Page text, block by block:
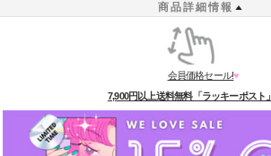
商品詳細情報
会員価格セール!♥
7,900円以上送料無料「ラッキーポスト」